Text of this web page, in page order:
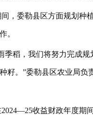
，委勒县区方面规划种
。
季稻，我们将努力完成
。”委勒县区农业局负
收益财政年度期